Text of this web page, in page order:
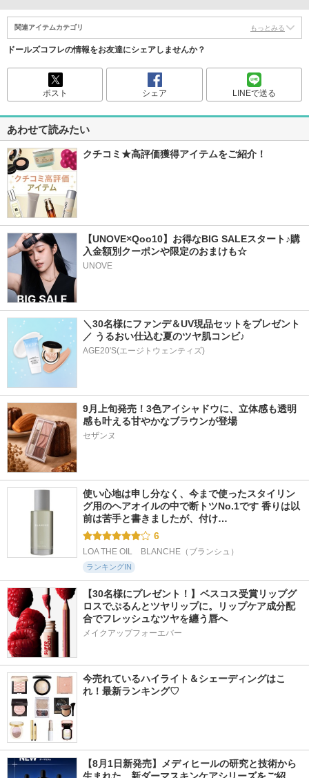
関連アイテムカテゴリ もっとみる
ドールズコフレの情報をお友達にシェアしませんか？
ポスト シェア LINEで送る
あわせて読みたい
クチコミ★高評価獲得アイテムをご紹介！
【UNOVE×Qoo10】お得なBIG SALEスタート♪購
入金額別クーポンや限定のおまけも☆
UNOVE
＼30名様にファンデ＆UV現品セットをプレゼント
／ うるおい仕込む夏のツヤ肌コンビ♪
AGE20'S(エージトウェンティズ)
9月上旬発売！3色アイシャドウに、立体感も透明
感も叶える甘やかなブラウンが登場
使い心地は申し分なく、今まで使ったスタイリン
グ用のヘアオイルの中で断トツNo.1です 香りは以
前は苦手と書きましたが、付け…
6
LOA THE OIL　BLANCHE（ブランシュ）
ランキングIN
【30名様にプレゼント！】ベスコス受賞リップグ
ロスでぷるんとツヤリップに。リップケア成分配
合でフレッシュなツヤを纏う唇へ
メイクアップフォーエバー
今売れているハイライト＆シェーディングはこ
れ！最新ランキング♡
【8月1日新発売】メディヒールの研究と技術から